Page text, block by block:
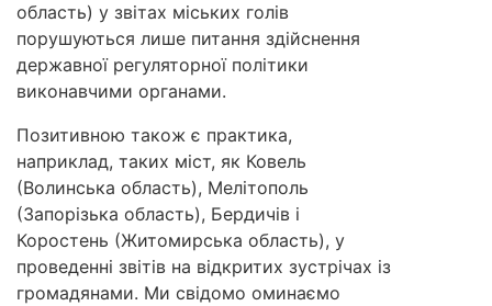
область) у звітах міських голів
порушуються лише питання здійснення
державної регуляторної політики
виконавчими органами.
Позитивною також є практика,
наприклад, таких міст, як Ковель
(Волинська область), Мелітополь
(Запорізька область), Бердичів і
Коростень (Житомирська область), у
проведенні звітів на відкритих зустрічах із
громадянами. Ми свідомо оминаємо